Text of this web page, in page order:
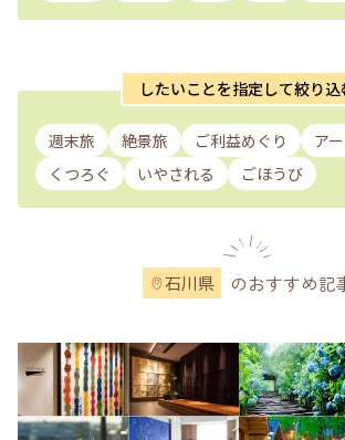
したいことを指定して絞り込
週末旅 絶景旅 ご利益めぐり
ア
くつろぐ
いやされる ごほうび
石川県 のおすすめ記